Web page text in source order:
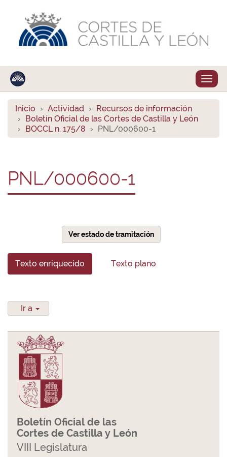
Inicio Actividad
Recursos de información
Boletín Oficial de las Cortes de Castilla y León
BOCCL n. 175/8
PNL/000600-1
PNL/000600-1
Ver estado de tramitación
Texto enriquecido Texto plano
Ir a
Boletín Oficial de las
Cortes de Castilla y León
VIII Legislatura